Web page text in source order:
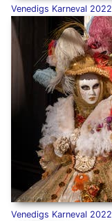
Venedigs Karneval 2022
Venedigs Karneval 2022